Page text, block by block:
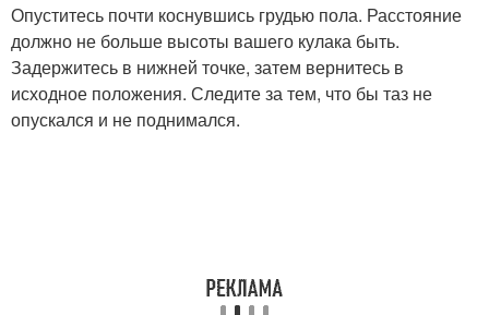
Опуститесь почти коснувшись грудью пола. Расстояние
должно не больше высоты вашего кулака быть.
Задержитесь в нижней точке, затем вернитесь в
исходное положения. Следите за тем, что бы таз не
опускался и не поднимался.